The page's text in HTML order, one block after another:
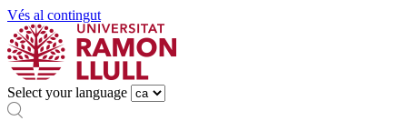
Vés al contingut
Select your language